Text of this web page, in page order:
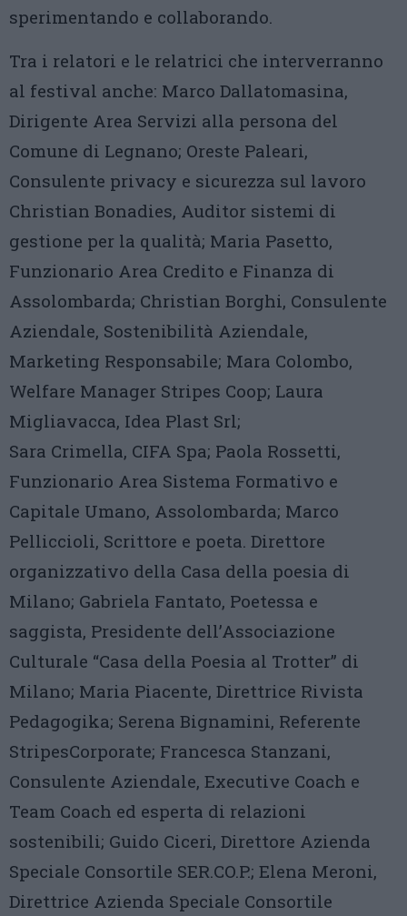
sperimentando e collaborando.
Tra i relatori e le relatrici che interverranno
al festival anche: Marco Dallatomasina,
Dirigente Area Servizi alla persona del
Comune di Legnano; Oreste Paleari,
Consulente privacy e sicurezza sul lavoro
Christian Bonadies, Auditor sistemi di
gestione per la qualità; Maria Pasetto,
Funzionario Area Credito e Finanza di
Assolombarda; Christian Borghi, Consulente
Aziendale, Sostenibilità Aziendale,
Marketing Responsabile; Mara Colombo,
Welfare Manager Stripes Coop; Laura
Migliavacca, Idea Plast Srl;
Sara Crimella, CIFA Spa; Paola Rossetti,
Funzionario Area Sistema Formativo e
Capitale Umano, Assolombarda; Marco
Pelliccioli, Scrittore e poeta. Direttore
organizzativo della Casa della poesia di
Milano; Gabriela Fantato, Poetessa e
saggista, Presidente dell’Associazione
Culturale “Casa della Poesia al Trotter” di
Milano; Maria Piacente, Direttrice Rivista
Pedagogika; Serena Bignamini, Referente
StripesCorporate; Francesca Stanzani,
Consulente Aziendale, Executive Coach e
Team Coach ed esperta di relazioni
sostenibili; Guido Ciceri, Direttore Azienda
Speciale Consortile SER.CO.P.; Elena Meroni,
Direttrice Azienda Speciale Consortile